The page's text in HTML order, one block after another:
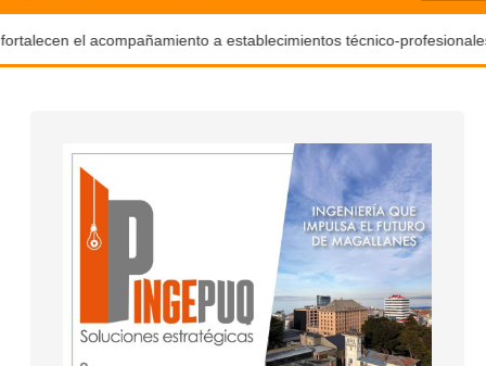
✕
el acompañamiento a establecimientos técnico-profesionales